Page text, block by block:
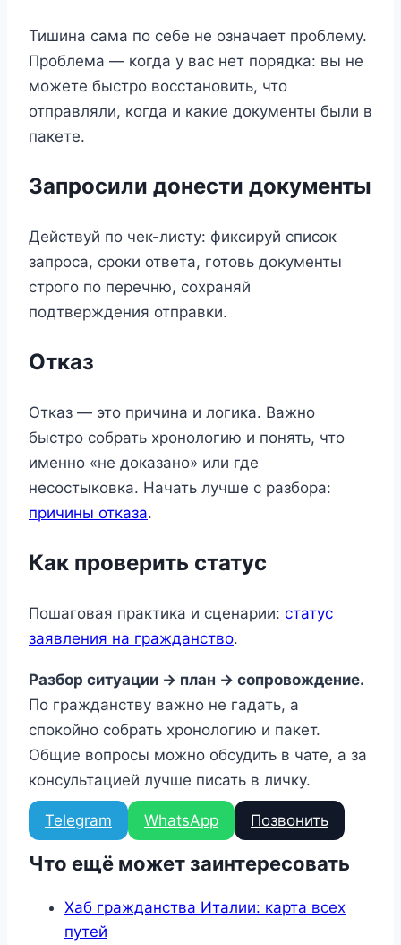
Тишина сама по себе не означает проблему.
Проблема — когда у вас нет порядка: вы не
можете быстро восстановить, что
отправляли, когда и какие документы были в
пакете.
Запросили донести документы
Действуй по чек-листу: фиксируй список
запроса, сроки ответа, готовь документы
строго по перечню, сохраняй
подтверждения отправки.
Отказ
Отказ — это причина и логика. Важно
быстро собрать хронологию и понять, что
именно «не доказано» или где
несостыковка. Начать лучше с разбора:
причины отказа.
Как проверить статус
Пошаговая практика и сценарии: статус
заявления на гражданство.
Разбор ситуации → план → сопровождение.
По гражданству важно не гадать, а
спокойно собрать хронологию и пакет.
Общие вопросы можно обсудить в чате, а за
консультацией лучше писать в личку.
Telegram WhatsApp Позвонить
Что ещё может заинтересовать
Хаб гражданства Италии: карта всех
путей